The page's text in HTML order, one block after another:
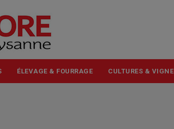
ÉLEVAGE & FOURRAGE CULTURES & VIGNE